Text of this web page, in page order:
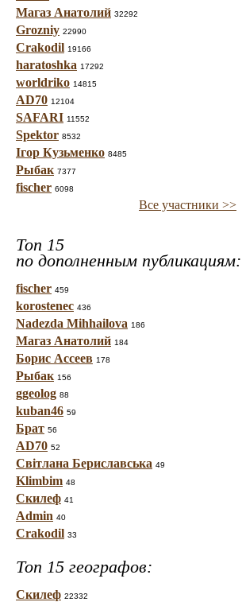
Магаз Анатолий 32292
Grozniy 22990
Crakodil 19166
haratoshka 17292
worldriko 14815
AD70 12104
SAFARI 11552
Spektor 8532
Ігор Кузьменко 8485
Рыбак 7377
fischer 6098
Все участники >>
Топ 15
по дополненным публикациям:
fischer 459
korostenec 436
Nadezda Mihhailova 186
Магаз Анатолий 184
Борис Ассеев 178
Рыбак 156
ggeolog 88
kuban46 59
Брат 56
AD70 52
Світлана Бериславська 49
Klimbim 48
Скилеф 41
Admin 40
Crakodil 33
Топ 15 географов:
Скилеф 22332